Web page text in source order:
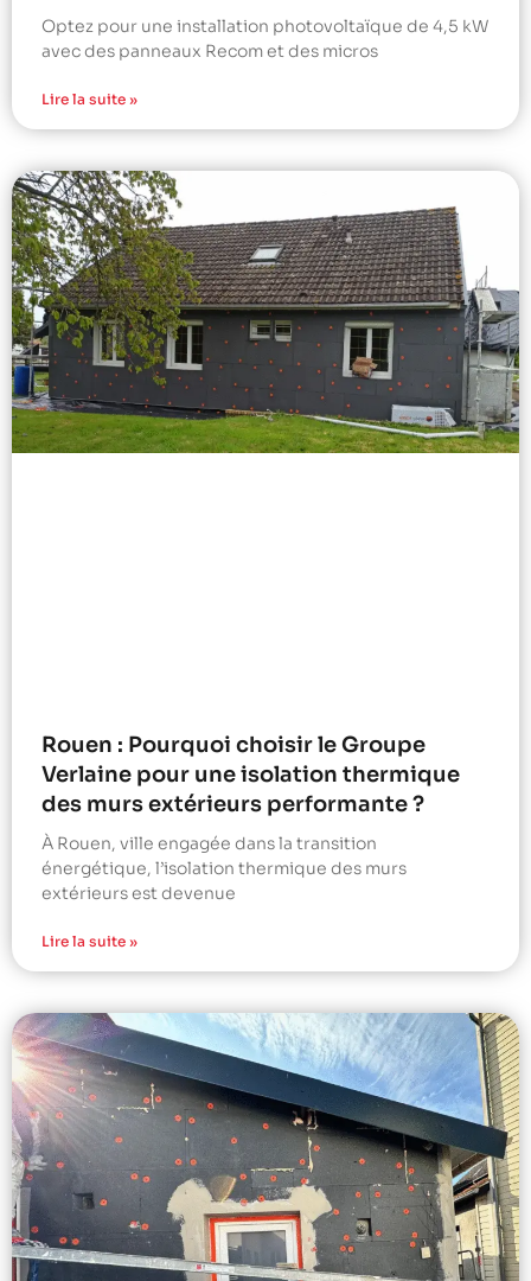
Optez pour une installation photovoltaïque de 4,5 kW
avec des panneaux Recom et des micros
Lire la suite »
Rouen : Pourquoi choisir le Groupe
Verlaine pour une isolation thermique
des murs extérieurs performante ?
À Rouen, ville engagée dans la transition
énergétique, l’isolation thermique des murs
extérieurs est devenue
Lire la suite »